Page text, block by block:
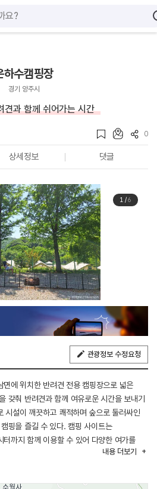
하수캠핑장
경기 양주시
견과 함께 쉬어가는 시간
0
상세정보 댓글
1/6
관광정보 수정요청
면에 위치한 반려견 전용 캠핑장으로 넓은
갖춰 반려견과 함께 여유로운 시간을 보내기
시설이 깨끗하고 쾌적하며 숲으로 둘러싸인
핑을 즐길 수 있다. 캠핑 사이트는
터까지 함께 이용할 수 있어 다양한 여가를
대 등 기본 편의시설도 마련되어 있다.
내용 더보기